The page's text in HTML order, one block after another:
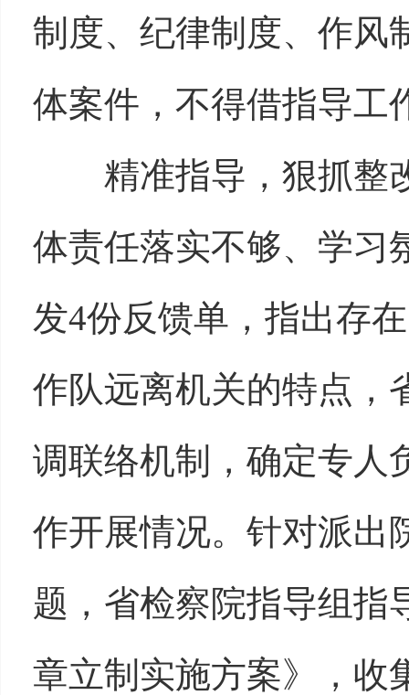
制度、纪律制度、作风
体案件，不得借指导工
精准指导，狠抓整
体责任落实不够、学习
发4份反馈单，指出存
作队远离机关的特点，
调联络机制，确定专人
作开展情况。针对派出
题，省检察院指导组指
章立制实施方案》，收